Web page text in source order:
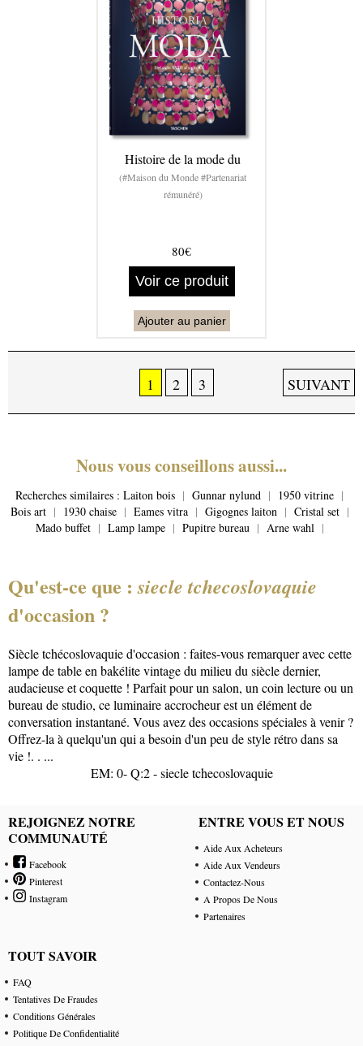
Histoire de la mode du
(#Maison du Monde #Partenariat
rémunéré)
80€
Voir ce produit
Ajouter au panier
1 2 3 SUIVANT
Nous vous conseillons aussi...
Recherches similaires : Laiton bois | Gunnar nylund | 1950 vitrine |
Bois art | 1930 chaise | Eames vitra | Gigognes laiton | Cristal set |
Mado buffet | Lamp lampe | Pupitre bureau | Arne wahl |
Qu'est-ce que :siecle tchecoslovaquie
d'occasion ?
Siècle tchécoslovaquie d'occasion : faites-vous remarquer avec cette
lampe de table en bakélite vintage du milieu du siècle dernier,
audacieuse et coquette ! Parfait pour un salon, un coin lecture ou un
bureau de studio, ce luminaire accrocheur est un élément de
conversation instantané. Vous avez des occasions spéciales à venir ?
Offrez-la à quelqu'un qui a besoin d'un peu de style rétro dans sa
vie !. . ...
EM: 0- Q:2 - siecle tchecoslovaquie
REJOIGNEZ NOTRE
COMMUNAUTÉ
Facebook
Pinterest
Instagram
ENTRE VOUS ET NOUS
Aide Aux Acheteurs
Aide Aux Vendeurs
Contactez-Nous
A Propos De Nous
Partenaires
TOUT SAVOIR
FAQ
Tentatives De Fraudes
Conditions Générales
Politique De Confidentialité